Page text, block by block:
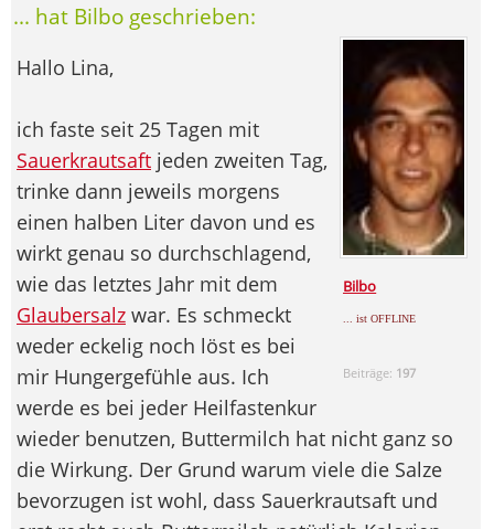
... hat Bilbo geschrieben:
Bilbo
... ist OFFLINE
Beiträge: 197
Hallo Lina,
ich faste seit 25 Tagen mit
Sauerkrautsaft jeden zweiten Tag,
trinke dann jeweils morgens
einen halben Liter davon und es
wirkt genau so durchschlagend,
wie das letztes Jahr mit dem
Glaubersalz war. Es schmeckt
weder eckelig noch löst es bei
mir Hungergefühle aus. Ich
werde es bei jeder Heilfastenkur
wieder benutzen, Buttermilch hat nicht ganz so
die Wirkung. Der Grund warum viele die Salze
bevorzugen ist wohl, dass Sauerkrautsaft und